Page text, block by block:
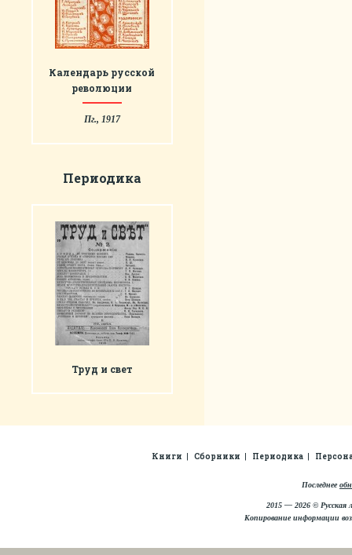
Календарь русской
революции
Пг., 1917
Периодика
Труд и свет
Книги Сборники Периодика
Последнее
2015 — 2026 © Русская
Копирование информации